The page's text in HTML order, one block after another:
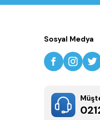
Sosyal Medya